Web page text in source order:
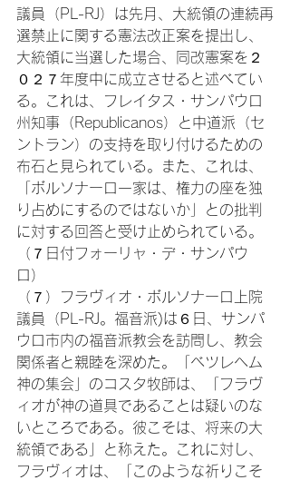
議員（PL-RJ）は先月、大統領の連続再
選禁止に関する憲法改正案を提出し、
大統領に当選した場合、同改憲案を２
０２７年度中に成立させると述べてい
る。これは、フレイタス・サンパウロ
州知事（Republicanos）と中道派（セ
ントラン）の支持を取り付けるための
布石と見られている。また、これは、
「ボルソナーロ一家は、権力の座を独
り占めにするのではないか」との批判
に対する回答と受け止められている。
（７日付フォーリャ・デ・サンパウ
ロ）
（７）フラヴィオ・ボルソナーロ上院
議員（PL-RJ。福音派)は６日、サンパ
ウロ市内の福音派教会を訪問し、教会
関係者と親睦を深めた。「ベツレヘム
神の集会」のコスタ牧師は、「フラヴ
ィオが神の道具であることは疑いのな
いところである。彼こそは、将来の大
統領である」と称えた。これに対し、
フラヴィオは、「このような祈りこそ